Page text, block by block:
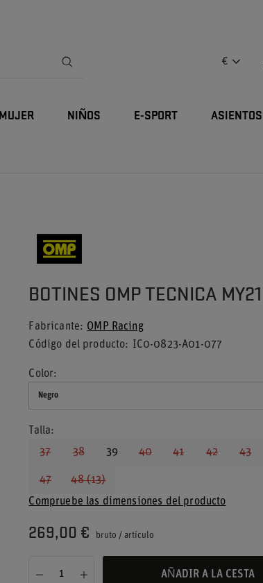
€
MUJER NIÑOS E-SPORT
BOTINES OMP TECNICA
Fabricante
OMP Racing
Código del producto
IC0-0823-A01-077
Color
Negro
Talla
37
38 39 40 41 42 43
47
48 (13)
Compruebe las dimensiones del producto
269,00 € bruto /artículo
AÑADIR A LA CESTA